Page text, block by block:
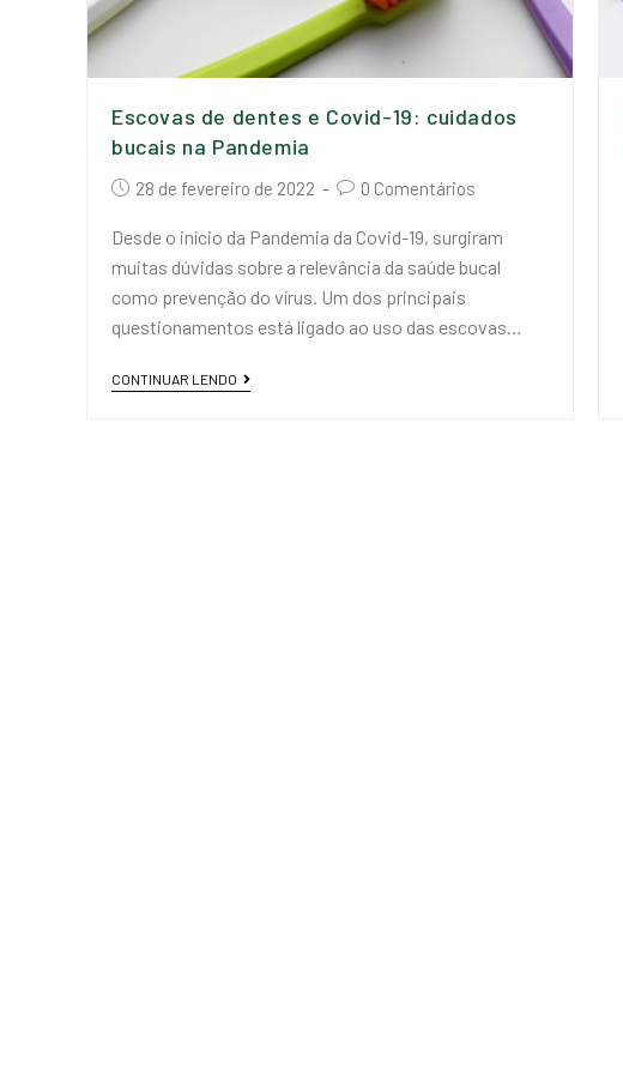
Escovas de dentes e Covid-19: cuidados
bucais na Pandemia
28 de fevereiro de 2022 0 Comentários
Desde o início da Pandemia da Covid-19, surgiram
muitas dúvidas sobre a relevância da saúde bucal
como prevenção do vírus. Um dos principais
questionamentos está ligado ao uso das escovas…
CONTINUAR LENDO